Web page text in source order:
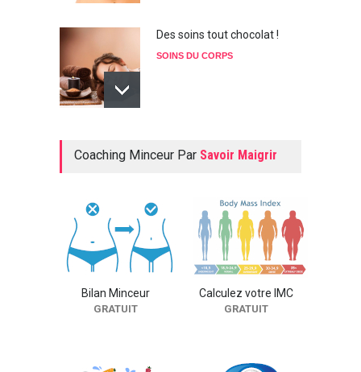
Des soins tout chocolat !
SOINS DU CORPS
ongles une œuvre d'art
Spécial femme enceinte
SOINS DU CORPS
Coaching Minceur Par Savoir Maigrir
Bilan Minceur
GRATUIT
Calculez votre IMC
GRATUIT